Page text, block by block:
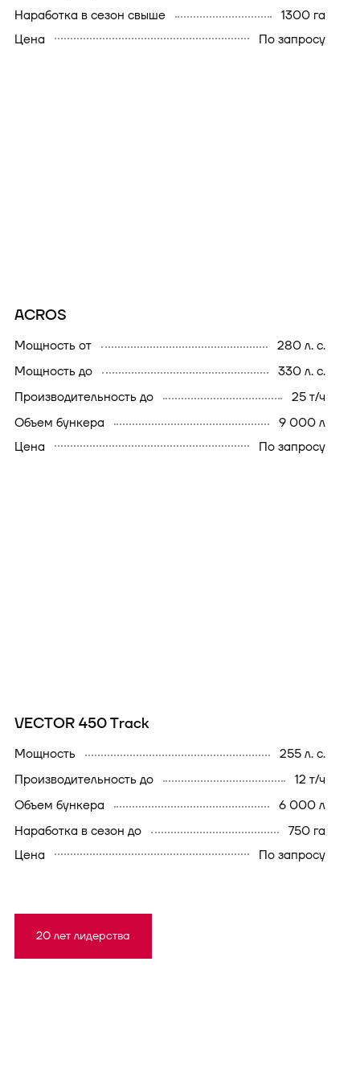
наработка в сезон свыше
1300 га
Цена
По запросу
ACROS
мощность от
280 л. с.
мощность до
330 л. с.
производительность до
25 т/ч
объем бункера
9 000 л
Цена
По запросу
VECTOR 450 Track
мощность
255 л. с.
производительность до
12 т/ч
объем бункера
6 000 л
наработка в сезон до
750 га
Цена
По запросу
20 лет лидерства